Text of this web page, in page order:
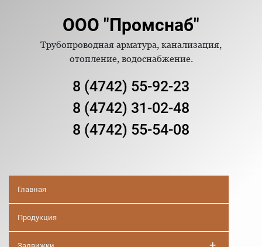
ООО "Промснаб"
Трубопроводная арматура, канализация,
отопление, водоснабжение.
8 (4742) 55-92-23
8 (4742) 31-02-48
8 (4742) 55-54-08
Главная
Продукция